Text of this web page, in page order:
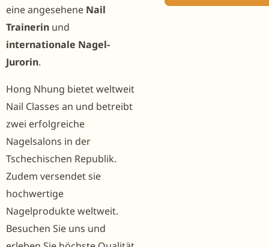
eine angesehene Nail
Trainerin und
internationale Nagel-
Jurorin.
Hong Nhung bietet weltweit
Nail Classes an und betreibt
zwei erfolgreiche
Nagelsalons in der
Tschechischen Republik.
Zudem versendet sie
hochwertige
Nagelprodukte weltweit.
Besuchen Sie uns und